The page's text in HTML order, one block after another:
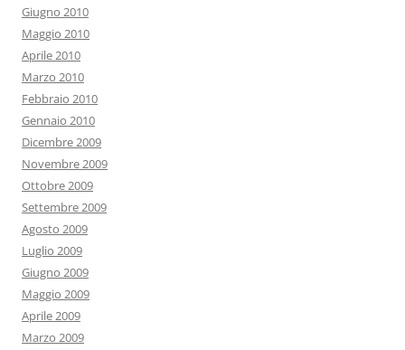
Giugno 2010
Maggio 2010
Aprile 2010
Marzo 2010
Febbraio 2010
Gennaio 2010
Dicembre 2009
Novembre 2009
Ottobre 2009
Settembre 2009
Agosto 2009
Luglio 2009
Giugno 2009
Maggio 2009
Aprile 2009
Marzo 2009